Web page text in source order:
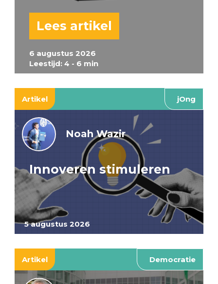
6 augustus 2026
Leestijd: 4 - 6 min
Lees artikel
Artikel jOng
5 augustus 2026
Noah Wazir
Innoveren stimuleren
Artikel Democratie